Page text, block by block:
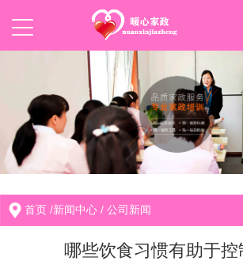
首页 /新闻中心 /公司新闻
哪些饮食习惯有助于控